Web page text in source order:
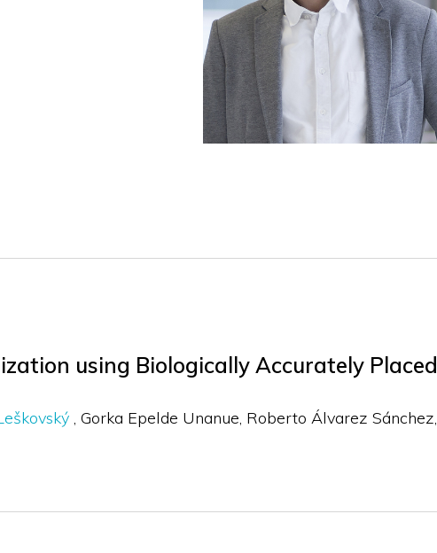
using Biologically Accurately
Gorka Epelde Unanue Roberto Álvarez Sánchez